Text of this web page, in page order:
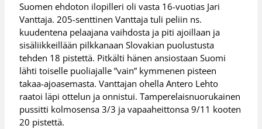
Suomen ehdoton ilopilleri oli vasta 16-vuotias Jari
Vanttaja. 205-senttinen Vanttaja tuli peliin ns.
kuudentena pelaajana vaihdosta ja piti ajoillaan ja
sisäliikkeillään pilkkanaan Slovakian puolustusta
tehden 18 pistettä. Pitkälti hänen ansiostaan Suomi
lähti toiselle puoliajalle ”vain” kymmenen pisteen
takaa-ajoasemasta. Vanttajan ohella Antero Lehto
raatoi läpi ottelun ja onnistui. Tamperelaisnuorukainen
pussitti kolmosensa 3/3 ja vapaaheittonsa 9/11 kooten
20 pistettä.